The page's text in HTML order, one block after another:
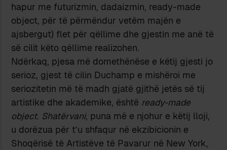
hapur me futurizmin, dadaizmin, ready-made
object, për të përmëndur vetëm majën e
ajsbergut) flet për qëllime dhe gjestin me anë të
së cilit këto qëllime realizohen.
Ndërkaq, pjesa më domethënëse e këtij gjesti jo
serioz, gjest të cilin Duchamp e mishëroi me
seriozitetin më të madh gjatë gjithë jetës së tij
artistike dhe akademike, është ready-made
object. Shatërvani, puna më e njohur e këtij lloji,
u dorëzua për t’u shfaqur në ekzibicionin e
Shoqërisë të Artistëve të Pavarur në New York,